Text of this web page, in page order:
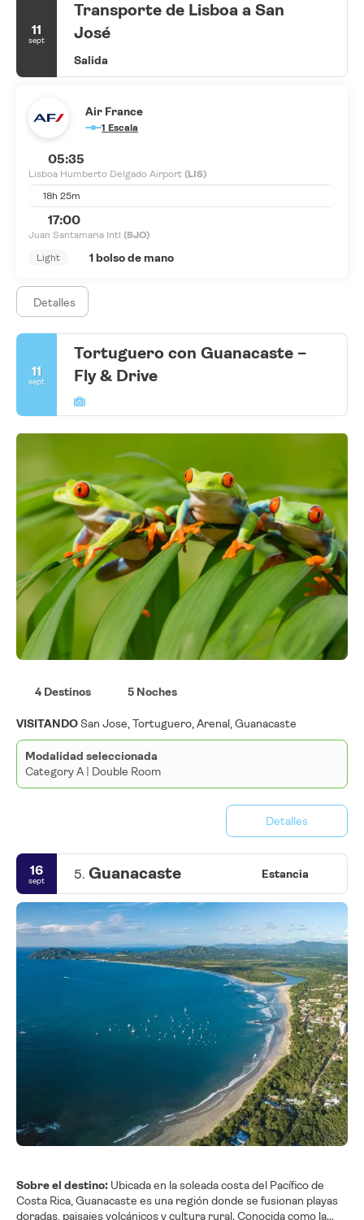
11
sept
Transporte de Lisboa a San
José
Salida
Air France
1 Escala
05:35
Lisboa Humberto Delgado Airport (LIS)
18h 25m
17:00
Juan Santamaria Intl (SJO)
Light
1 bolso de mano
Detalles
11
sept
Tortuguero con Guanacaste –
Fly & Drive
4 Destinos 5 Noches
VISITANDOSan Jose, Tortuguero, Arenal, Guanacaste
Modalidad seleccionada
Category A | Double Room
Detalles
16
sept 5. Guanacaste Estancia
Sobre el destino: Ubicada en la soleada costa del Pacífico de
Costa Rica, Guanacaste es una región donde se fusionan playas
doradas, paisajes volcánicos y cultura rural. Conocida como la